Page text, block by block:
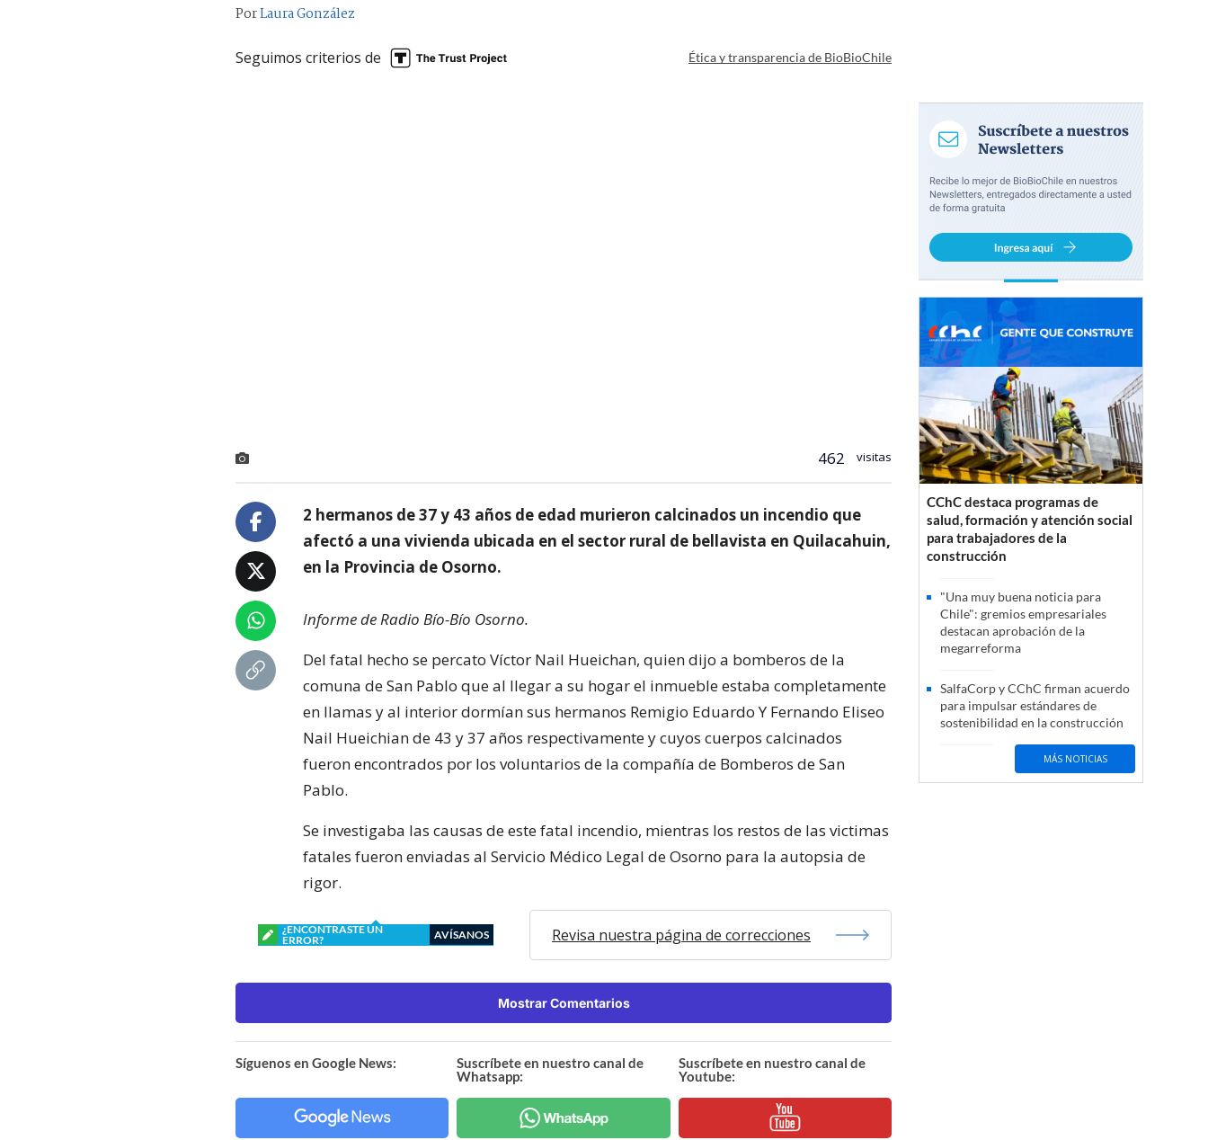
PorLaura González
Seguimos criterios de Ética y transparencia de BioBioChile
462 visitas
2 hermanos de 37 y 43 años de edad murieron calcinados un incendio que
afectó a una vivienda ubicada en el sector rural de bellavista en Quilacahuin,
en la Provincia de Osorno.
Informe de Radio Bío-Bío Osorno.
Del fatal hecho se percato Víctor Nail Hueichan, quien dijo a bomberos de la
comuna de San Pablo que al llegar a su hogar el inmueble estaba completamente
en llamas y al interior dormían sus hermanos Remigio Eduardo Y Fernando Eliseo
Nail Hueichian de 43 y 37 años respectivamente y cuyos cuerpos calcinados
fueron encontrados por los voluntarios de la compañía de Bomberos de San
Pablo.
Se investigaba las causas de este fatal incendio, mientras los restos de las victimas
fatales fueron enviadas al Servicio Médico Legal de Osorno para la autopsia de
rigor.
¿ENCONTRASTE UN
ERROR?
AVÍSANOS Revisa nuestra página de correcciones
Mostrar Comentarios
Síguenos en Google News:
Suscríbete en nuestro canal de
Whatsapp:
Suscríbete en nuestro canal de
Youtube:
CChC destaca programas de
salud, formación y atención social
para trabajadores de la
construcción
"Una muy buena noticia para
Chile": gremios empresariales
destacan aprobación de la
megarreforma
SalfaCorp y CChC firman acuerdo
para impulsar estándares de
sostenibilidad en la construcción
MÁS NOTICIAS